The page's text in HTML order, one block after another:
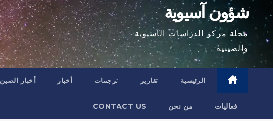
شؤون آسيوية
مجلة مركز الدراسات الآسيوية
والصينية
الرئيسية تقارير ترجمات أخبار أخبار الصين
فعاليات من نحن CONTACT US